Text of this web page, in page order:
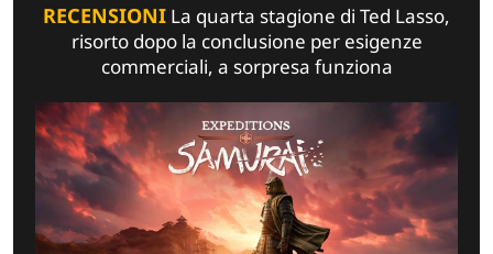
RECENSIONI La quarta stagione di Ted Lasso,
risorto dopo la conclusione per esigenze
commerciali, a sorpresa funziona